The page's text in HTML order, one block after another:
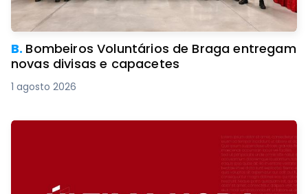
B. Bombeiros Voluntários de Braga entregam
novas divisas e capacetes
1 agosto 2026